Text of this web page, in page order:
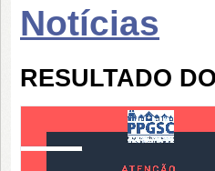
Notícias
RESULTADO